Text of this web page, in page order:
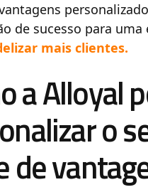
de sucesso para uma
mais clientes.
a Alloyal
o
de